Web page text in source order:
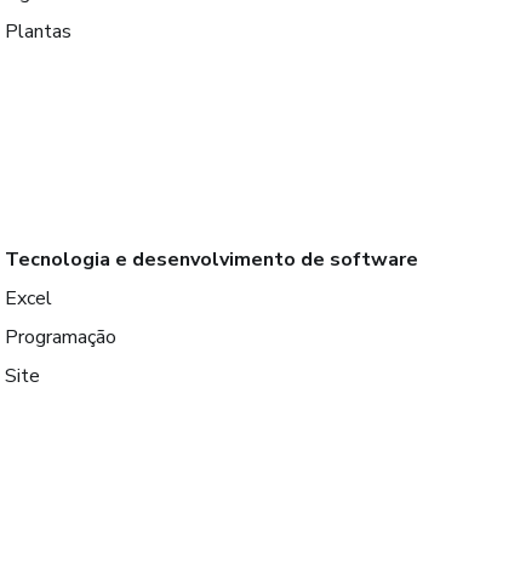
Plantas
Tecnologia e desenvolvimento de software
Excel
Programação
Site